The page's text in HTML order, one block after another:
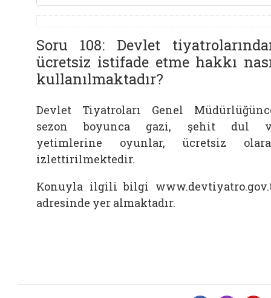
Soru 108: Devlet
ücretsiz istifade etme hakkı
kullanılmaktadır?
Devlet Tiyatroları Genel
sezon boyunca gazi, şehit dul
yetimlerine oyunlar, ücretsiz
izlettirilmektedir.
Konuyla ilgili bilgi
adresinde yer almaktadır.